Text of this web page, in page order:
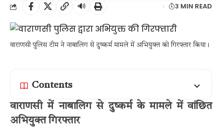
🔊 3 MIN READ
वाराणसी पुलिस टीम ने नाबालिग से दुष्कर्म मामले में अभियुक्त को गिरफ्तार किया।
Contents
वाराणसी में नाबालिग से दुष्कर्म के मामले में वांछित
अभियुक्त गिरफ्तार